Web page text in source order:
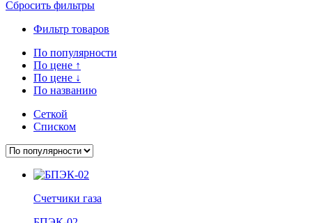
Сбросить фильтры
Фильтр товаров
По популярности
По цене ↑
По цене ↓
По названию
Сеткой
Списком
Счетчики газа